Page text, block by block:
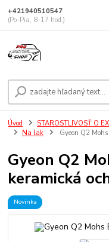
+421940510547
(Po-Pia, 8-17 hod.)
Úvod STAROSTLIVOSŤ O
Na lak
Gyeon Q2
Gyeon Q2
keramická
Novinka